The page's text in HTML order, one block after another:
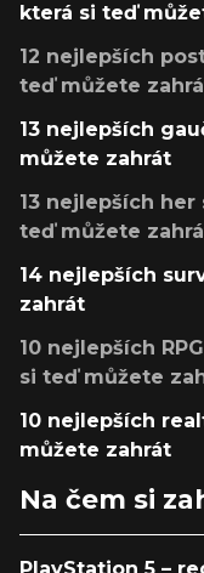
která si teď
12 nejlepších
teď můžete
13 nejlepších
můžete zahrát
13 nejlepších
teď můžete
14 nejlepších
zahrát
10 nejlepších
si teď můžete
10 nejlepších
můžete zahrát
Na čem si